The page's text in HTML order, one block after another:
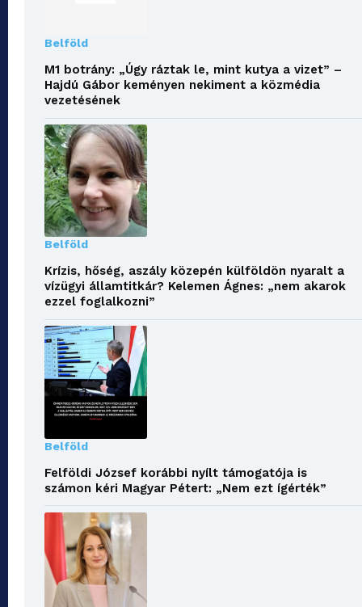
Belföld
M1 botrány: „Úgy ráztak le, mint kutya a vizet” –
Hajdú Gábor keményen nekiment a közmédia
vezetésének
Belföld
Krízis, hőség, aszály közepén külföldön nyaralt a
vízügyi államtitkár? Kelemen Ágnes: „nem akarok
ezzel foglalkozni”
Belföld
Felföldi József korábbi nyílt támogatója is
számon kéri Magyar Pétert: „Nem ezt ígérték”